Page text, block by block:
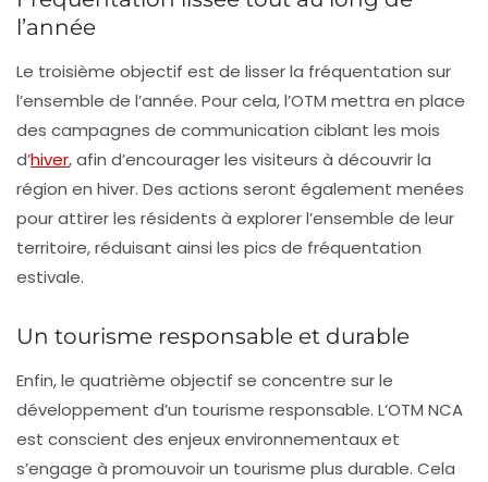
l’année
Le troisième objectif est de lisser la fréquentation sur
l’ensemble de l’année. Pour cela, l’OTM mettra en place
des campagnes de communication ciblant les mois
d’hiver, afin d’encourager les visiteurs à découvrir la
région en hiver. Des actions seront également menées
pour attirer les résidents à explorer l’ensemble de leur
territoire, réduisant ainsi les pics de fréquentation
estivale.
Un tourisme responsable et durable
Enfin, le quatrième objectif se concentre sur le
développement d’un tourisme responsable. L’OTM NCA
est conscient des enjeux environnementaux et
s’engage à promouvoir un tourisme plus durable. Cela